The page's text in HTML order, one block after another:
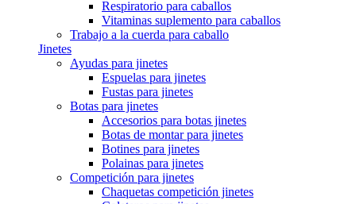
Respiratorio para caballos
Vitaminas suplemento para caballos
Trabajo a la cuerda para caballo
Jinetes
Ayudas para jinetes
Espuelas para jinetes
Fustas para jinetes
Botas para jinetes
Accesorios para botas jinetes
Botas de montar para jinetes
Botines para jinetes
Polainas para jinetes
Competición para jinetes
Chaquetas competición jinetes